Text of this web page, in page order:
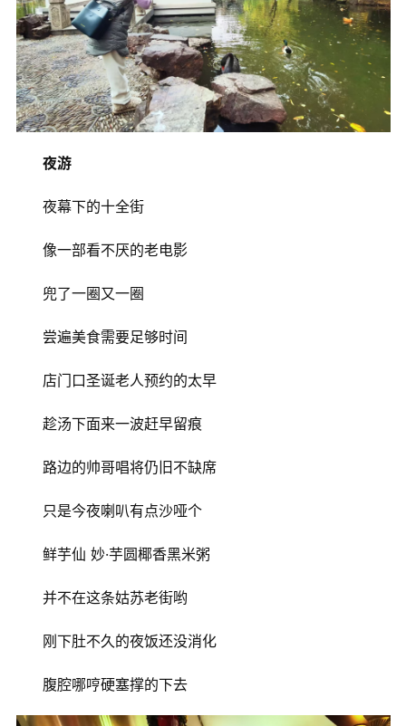
夜游
夜幕下的十全街
​像一部看不厌的老电影
​兜了一圈又一圈
​尝遍美食需要足够时间
店门口圣诞老人预约的太早
趁汤下面来一波赶早留痕
路边的帅哥唱将仍旧不缺席
只是今夜喇叭有点沙哑个
​鲜芋仙 妙·芋圆椰香黑米粥
​并不在这条姑苏老街哟
​刚下肚不久的夜饭还没消化
腹腔​哪哼硬塞撑的下去